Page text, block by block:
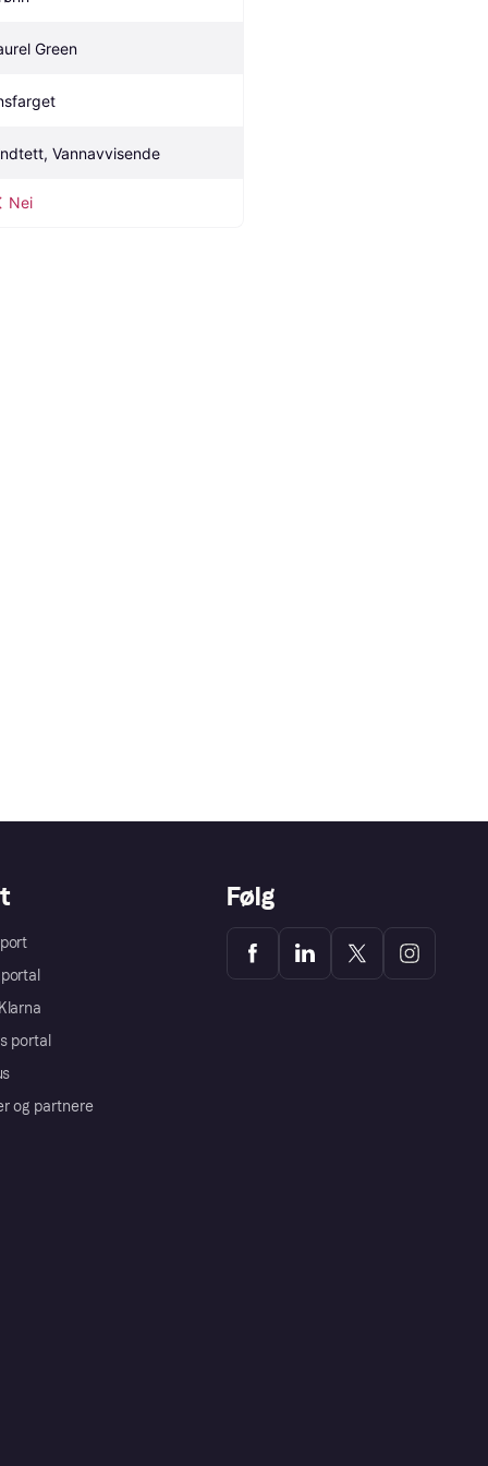
Green
Vannavvisende
Nei
portal
og partnere
Følg